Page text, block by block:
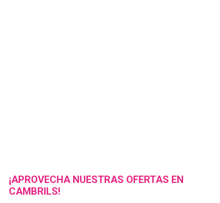
¡APROVECHA NUESTRAS OFERTAS EN
CAMBRILS!